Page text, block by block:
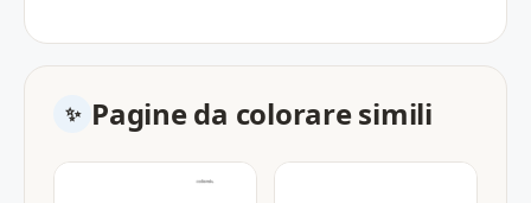
Pagine da colorare simili